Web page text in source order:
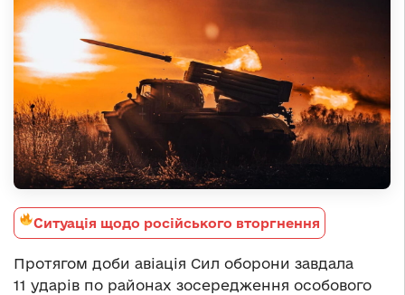
Ситуація щодо російського вторгнення
Протягом доби авіація Сил оборони завдала
11 ударів по районах зосередження особового